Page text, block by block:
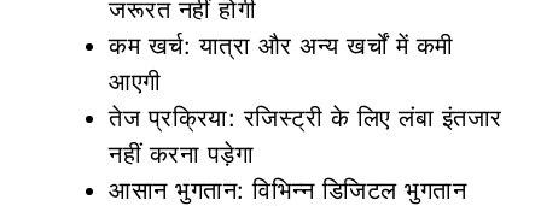
जरूरत नहीं होगी
कम खर्च: यात्रा और अन्य खर्चों में कमी
आएगी
तेज प्रक्रिया: रजिस्ट्री के लिए लंबा इंतजार
नहीं करना पड़ेगा
आसान भुगतान: विभिन्न डिजिटल भुगतान